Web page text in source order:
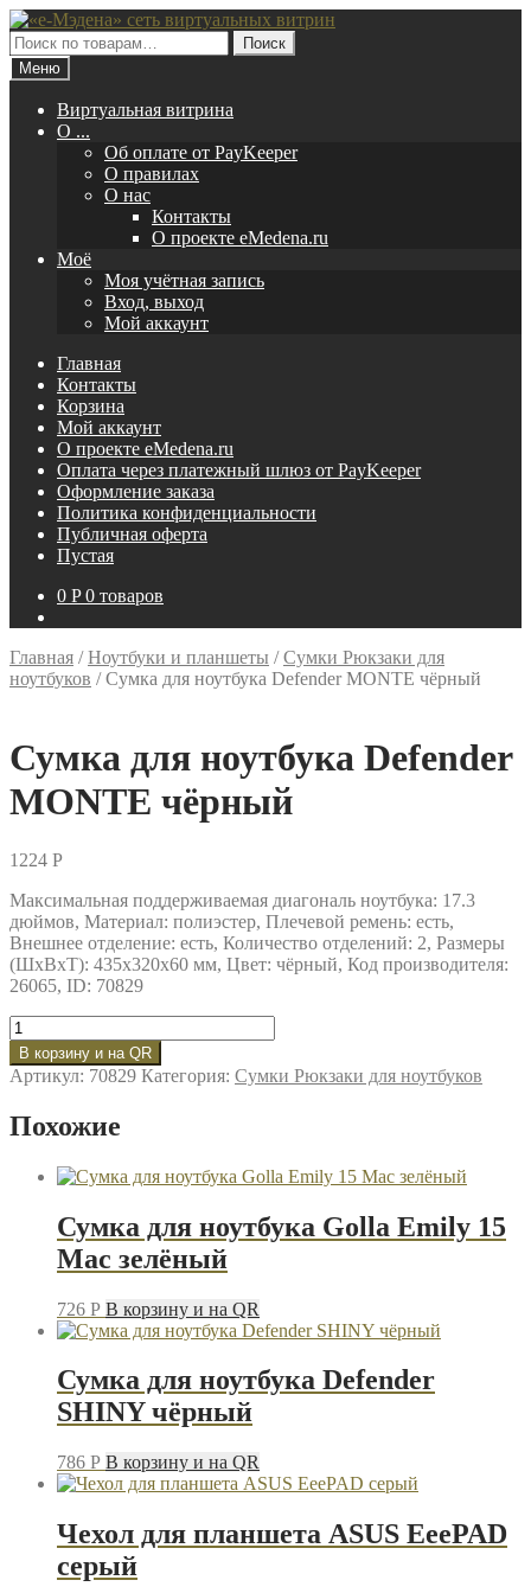
Перейти
к
навигации
Перейти
к
содержимому
Искать:
Поиск
Меню
Виртуальная витрина
O ...
Об оплате от PayKeeper
О правилах
О нас
Контакты
О проекте eMedena.ru
Моё
Моя учётная запись
Вход, выход
Мой аккаунт
Главная
Контакты
Корзина
Мой аккаунт
О проекте eMedena.ru
Оплата через платежный шлюз от PayKeeper
Оформление заказа
Политика конфиденциальности
Публичная оферта
Пустая
0 P 0 товаров
Главная /Ноутбуки и планшеты /Сумки Рюкзаки для
ноутбуков /Сумка для ноутбука Defender MONTE чёрный
Сумка для ноутбука Defender
MONTE чёрный
1224 P
Максимальная поддерживаемая диагональ ноутбука: 17.3
дюймов, Материал: полиэстер, Плечевой ремень: есть,
Внешнее отделение: есть, Количество отделений: 2, Размеры
(ШxВxТ): 435x320x60 мм, Цвет: чёрный, Код производителя:
26065, ID: 70829
Количество
товара
Сумка
для
Defender
чёрный
В корзину и на QR
Артикул: 70829 Категория: Сумки Рюкзаки для ноутбуков
Похожие
Сумка для ноутбука Golla Emily 15
Mac зелёный
726 P В корзину и на QR
Сумка для ноутбука Defender
SHINY чёрный
786 P В корзину и на QR
Чехол для планшета ASUS EeePAD
серый